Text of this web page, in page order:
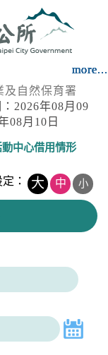
及自然保育署
2026年08月09
08月10日
more...
2026-08-
中
08-
中
more...
南投縣、高雄
嶼)；颱風及其
市、新北市、
縣、宜蘭縣、
區有平均風6級
黃色燈號)，請
more...
自然保育署
計開始時間：
時間：2026年
more...
more...
more...
more...
中心借用情形
： 大 中 小